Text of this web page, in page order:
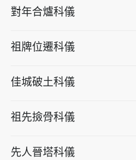
對年合爐科儀
祖牌位遷科儀
佳城破土科儀
祖先撿骨科儀
先人晉塔科儀